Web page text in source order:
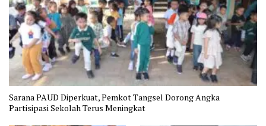
Sarana PAUD Diperkuat, Pemkot Tangsel Dorong Angka
Partisipasi Sekolah Terus Meningkat